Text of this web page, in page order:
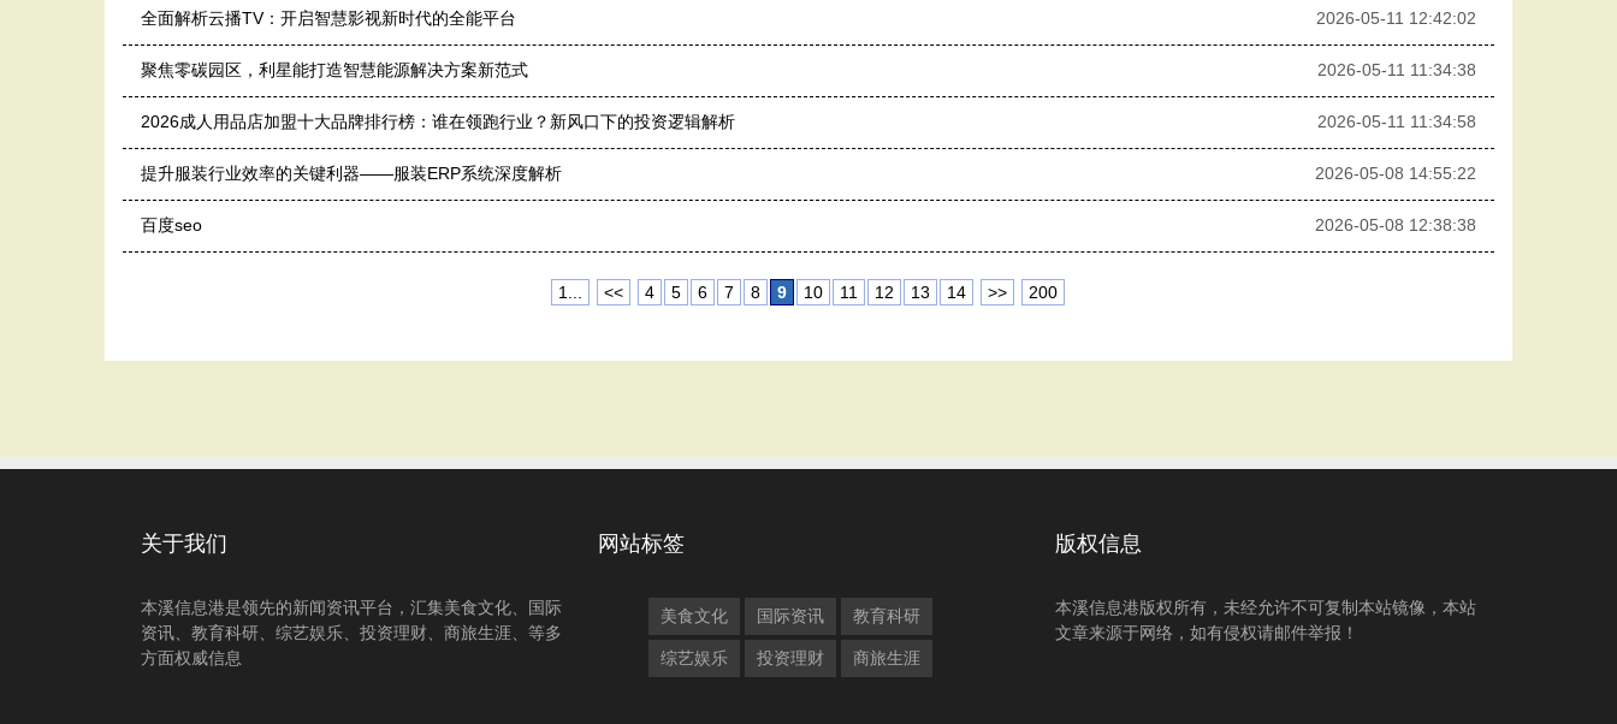
全面解析云播TV：开启智慧影视新时代的全能平台 2026-05-11 12:42:02
聚焦零碳园区，利星能打造智慧能源解决方案新范式 2026-05-11 11:34:38
2026成人用品店加盟十大品牌排行榜：谁在领跑行业？新风口下的投资逻辑解析 2026-05-11 11:34:58
提升服装行业效率的关键利器——服装ERP系统深度解析 2026-05-08 14:55:22
百度seo 2026-05-08 12:38:38
1... << 4 5 6 7 8 9 10 11 12 13 14 >> 200
关于我们
本溪信息港是领先的新闻资讯平台，汇集美食文化、国际
资讯、教育科研、综艺娱乐、投资理财、商旅生涯、等多
方面权威信息
网站标签
美食文化 国际资讯 教育科研
综艺娱乐 投资理财 商旅生涯
版权信息
本溪信息港版权所有，未经允许不可复制本站镜像，本站
文章来源于网络，如有侵权请邮件举报！